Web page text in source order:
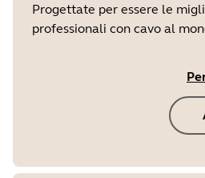
Progettate per essere le
professionali con cavo al